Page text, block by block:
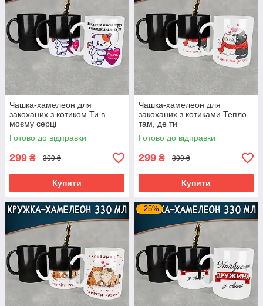
Чашка-хамелеон для
закоханих з котиком Ти в
моєму серці
Готово до відправки
299 ₴ 399 ₴
Купити
Чашка-хамелеон для
закоханих з котиками Тепло
там, де ти
Готово до відправки
299 ₴ 399 ₴
Купити
–25%